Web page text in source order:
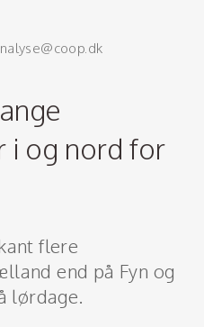
i og nord for
flere
end på Fyn og
lørdage.